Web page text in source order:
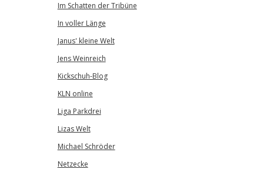
Im Schatten der Tribüne
In voller Länge
Janus' kleine Welt
Jens Weinreich
Kickschuh-Blog
KLN online
Liga Parkdrei
Lizas Welt
Michael Schröder
Netzecke